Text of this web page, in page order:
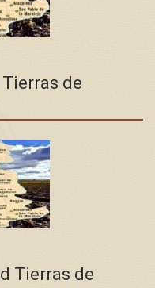
de
Tierras de